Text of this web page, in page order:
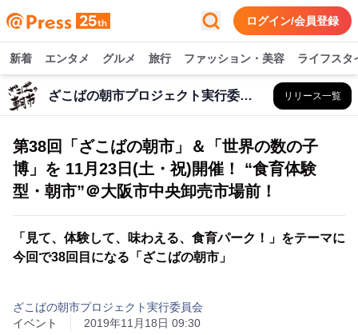
ログイン/会員登録
新着 エンタメ グルメ 旅行 ファッション・美容 ライフスタ
ざこばの朝市プロジェクト実行委員会 リリース一覧
第38回「ざこばの朝市」＆「世界の数の子
博」を 11月23日(土・祝)開催！ “食育体験
型・朝市”＠大阪市中央卸売市場前！
「見て、体験して、味わえる、食育パーク！」をテーマに
今回で38回目になる「ざこばの朝市」
ざこばの朝市プロジェクト実行委員会
イベント
2019年11月18日 09:30